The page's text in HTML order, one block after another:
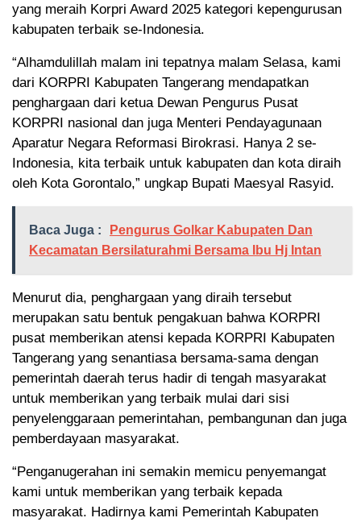
yang meraih Korpri Award 2025 kategori kepengurusan
kabupaten terbaik se-Indonesia.
“Alhamdulillah malam ini tepatnya malam Selasa, kami
dari KORPRI Kabupaten Tangerang mendapatkan
penghargaan dari ketua Dewan Pengurus Pusat
KORPRI nasional dan juga Menteri Pendayagunaan
Aparatur Negara Reformasi Birokrasi. Hanya 2 se-
Indonesia, kita terbaik untuk kabupaten dan kota diraih
oleh Kota Gorontalo,” ungkap Bupati Maesyal Rasyid.
Baca Juga :
Pengurus Golkar Kabupaten Dan
Kecamatan Bersilaturahmi Bersama Ibu Hj Intan
Menurut dia, penghargaan yang diraih tersebut
merupakan satu bentuk pengakuan bahwa KORPRI
pusat memberikan atensi kepada KORPRI Kabupaten
Tangerang yang senantiasa bersama-sama dengan
pemerintah daerah terus hadir di tengah masyarakat
untuk memberikan yang terbaik mulai dari sisi
penyelenggaraan pemerintahan, pembangunan dan juga
pemberdayaan masyarakat.
“Penganugerahan ini semakin memicu penyemangat
kami untuk memberikan yang terbaik kepada
masyarakat. Hadirnya kami Pemerintah Kabupaten